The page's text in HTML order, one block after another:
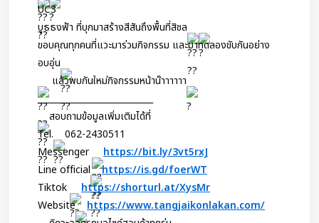
UC3
บูธธงฟ้า ที่บุกมาสร้างสีสันถึงพื้นที่สิชล
ขอบคุณทุกคนที่แวะมาร่วมกิจกรรม และมาทดลองขับกันอย่าง
อบอุ่น
แล้วพบกันใหม่กิจกรรมหน้าน๊าาาาาา
___________________________
สอบถามข้อมูลเพิ่มเติมได้ที่
Tel.
062-2430511
Messenger
https://bit.ly/3vt5rxJ
Line official
https://is.gd/foerWT
Tiktok
https://shorturl.at/XysMr
Website
https://www.tangjaikonlakan.com/